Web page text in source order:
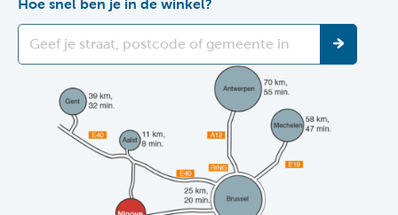
Hoe snel ben je in de winkel?